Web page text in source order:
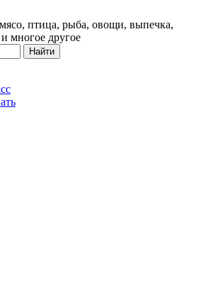
птица, рыба, овощи, выпечка,
многое другое